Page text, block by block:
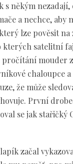
někým
a nechce, aby
lze pověsit
kterých satelitní
mouder
chaloupce
že může
První
se jak stařičký
začal